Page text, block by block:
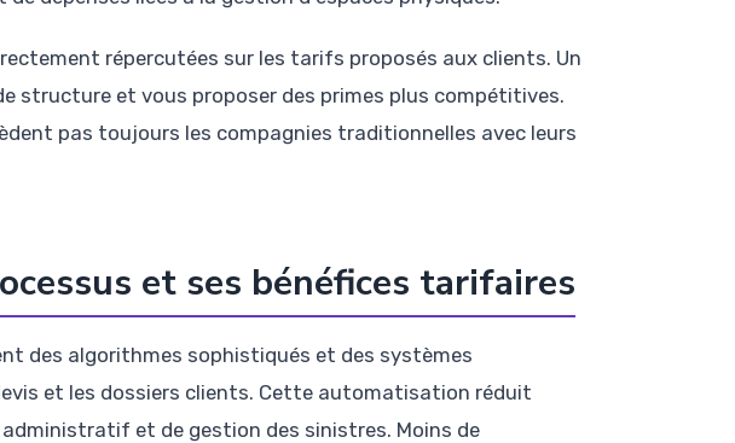
répercutées sur les tarifs proposés aux clients. Un
structure et vous proposer des primes plus compétitives.
pas toujours les compagnies traditionnelles avec leurs
et ses bénéfices tarifaires
des algorithmes sophistiqués et des systèmes
et les dossiers clients. Cette automatisation réduit
et de gestion des sinistres. Moins de